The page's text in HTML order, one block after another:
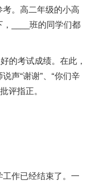
。高二年级的小高
____班的同学们都
的考试成绩。在此，
声“谢谢”、“你们辛
评指正。
作已经结束了。一